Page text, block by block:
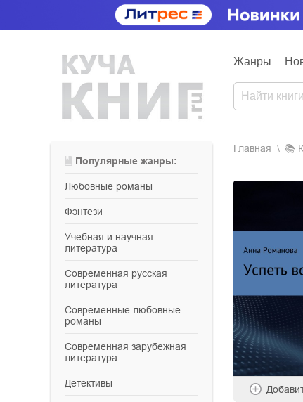
Жанры
Популярные жанры:
любовные романы
фэнтези
учебная и научная
литература
современная русская
литература
современные любовные
романы
современная зарубежная
литература
детективы
Главная 📚